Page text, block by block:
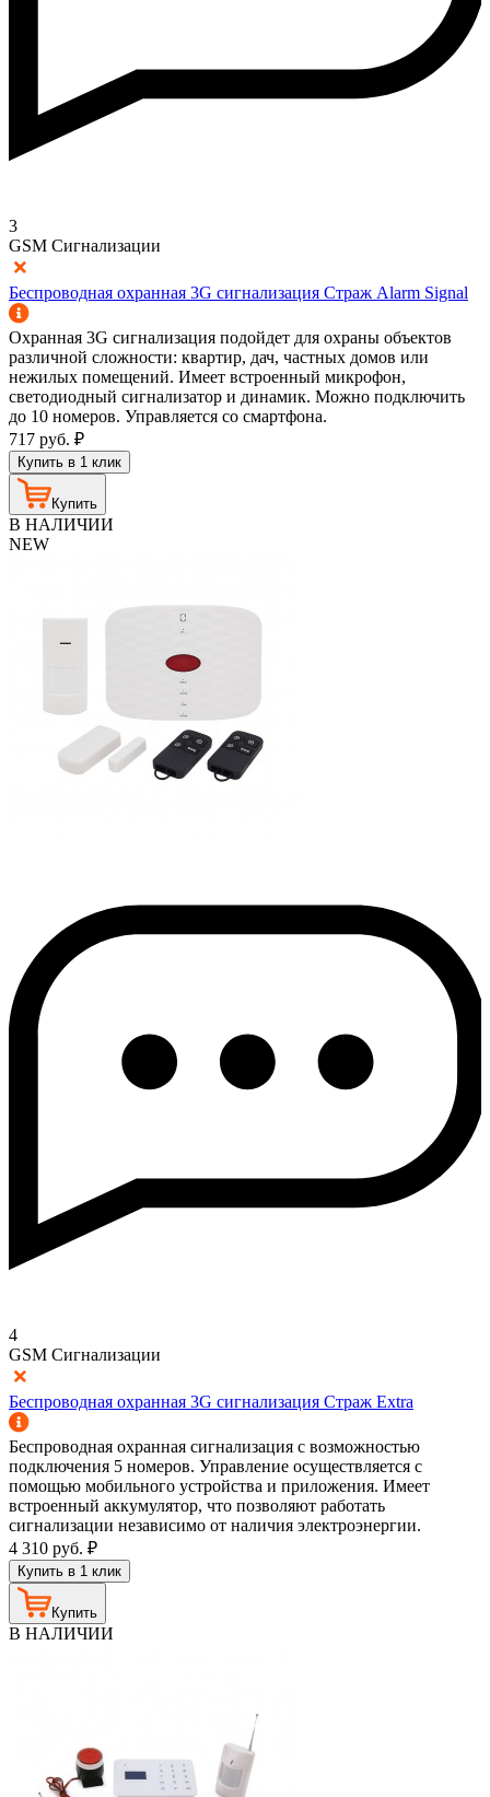
3
GSM Сигнализации
Беспроводная охранная 3G сигнализация Страж Alarm Signal
Охранная 3G сигнализация подойдет для охраны объектов
различной сложности: квартир, дач, частных домов или
нежилых помещений. Имеет встроенный микрофон,
светодиодный сигнализатор и динамик. Можно подключить
до 10 номеров. Управляется со смартфона.
717 руб. ₽
Купить в 1 клик
Купить
В НАЛИЧИИ
NEW
4
GSM Сигнализации
Беспроводная охранная 3G сигнализация Страж Extra
Беспроводная охранная сигнализация с возможностью
подключения 5 номеров. Управление осуществляется с
помощью мобильного устройства и приложения. Имеет
встроенный аккумулятор, что позволяют работать
сигнализации независимо от наличия электроэнергии.
4 310 руб. ₽
Купить в 1 клик
Купить
В НАЛИЧИИ